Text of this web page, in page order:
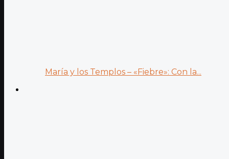
María y los Templos – «Fiebre»: Con la...